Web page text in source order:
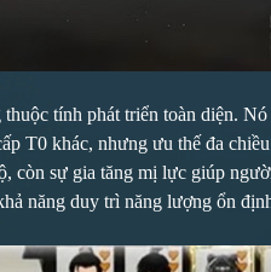
tính phát triển toàn diện.
T0 khác, nhưng ưu thế đa
còn sự gia tăng mị lực giúp
năng duy trì năng lượng ổn